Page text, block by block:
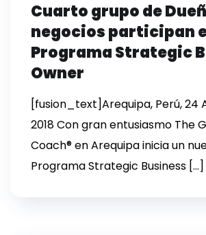
Cuarto grupo de
negocios participan
Programa Strategic
Owner
[fusion_text]Arequipa, Perú, 24
2018 Con gran entusiasmo The
Coach® en Arequipa inicia un
Programa Strategic Business […]